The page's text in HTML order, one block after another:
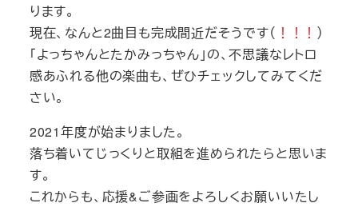
ります。
現在、なんと2曲目も完成間近だそうです（ ！！！ ）
「よっちゃんとたかみっちゃん」の、不思議なレトロ
感あふれる他の楽曲も、ぜひチェックしてみてくだ
さい。
2021年度が始まりました。
落ち着いてじっくりと取組を進められたらと思いま
す。
これからも、応援&ご参画をよろしくお願いいたし